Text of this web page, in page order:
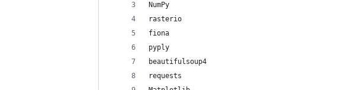
NumPy
rasterio
fiona
pyply
beautifulsoup4
requests